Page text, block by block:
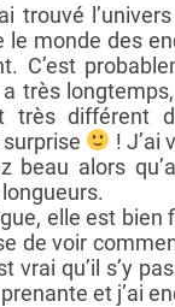
trouvé
le monde des
C’est
très
très différent
! J’ai
beau alors
elle est
de voir
vrai qu’il s’y
et j’ai